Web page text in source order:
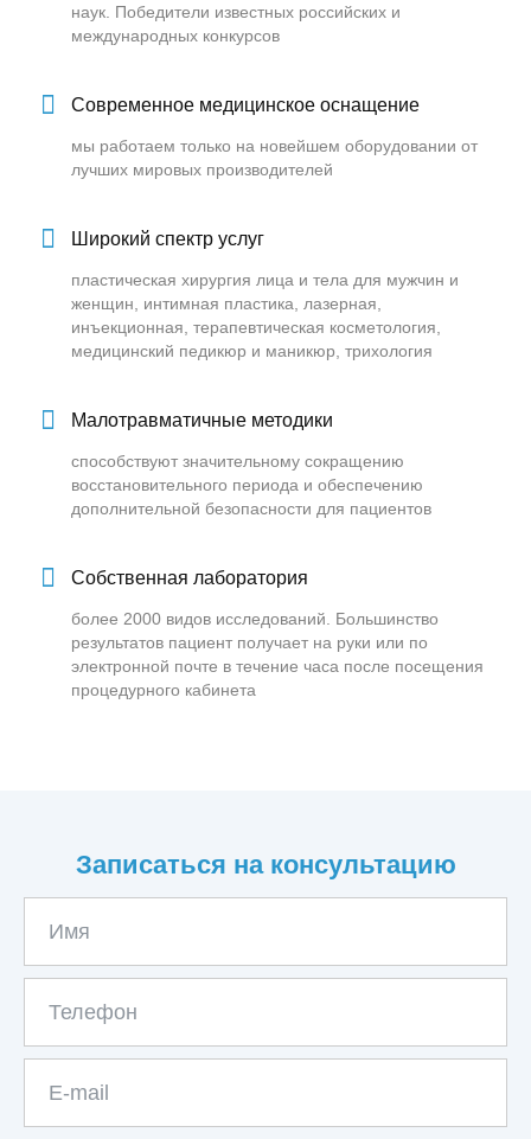
наук. Победители известных российских и
международных конкурсов
Современное медицинское оснащение
мы работаем только на новейшем оборудовании от
лучших мировых производителей
Широкий спектр услуг
пластическая хирургия лица и тела для мужчин и
женщин, интимная пластика, лазерная,
инъекционная, терапевтическая косметология,
медицинский педикюр и маникюр, трихология
Малотравматичные методики
способствуют значительному сокращению
восстановительного периода и обеспечению
дополнительной безопасности для пациентов
Собственная лаборатория
более 2000 видов исследований. Большинство
результатов пациент получает на руки или по
электронной почте в течение часа после посещения
процедурного кабинета
Записаться на консультацию